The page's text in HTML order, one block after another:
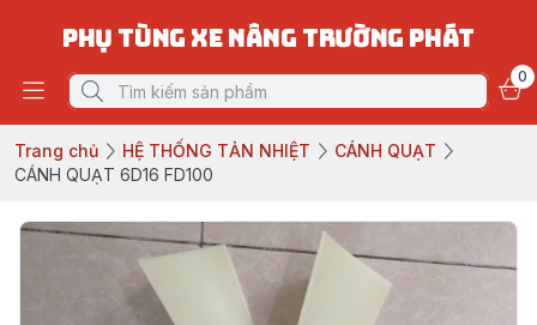
PHỤ TÙNG XE NÂNG TRƯỜNG PHÁT
0
Trang chủ HỆ THỐNG TẢN NHIỆT
CÁNH QUẠT
CÁNH QUẠT 6D16 FD100